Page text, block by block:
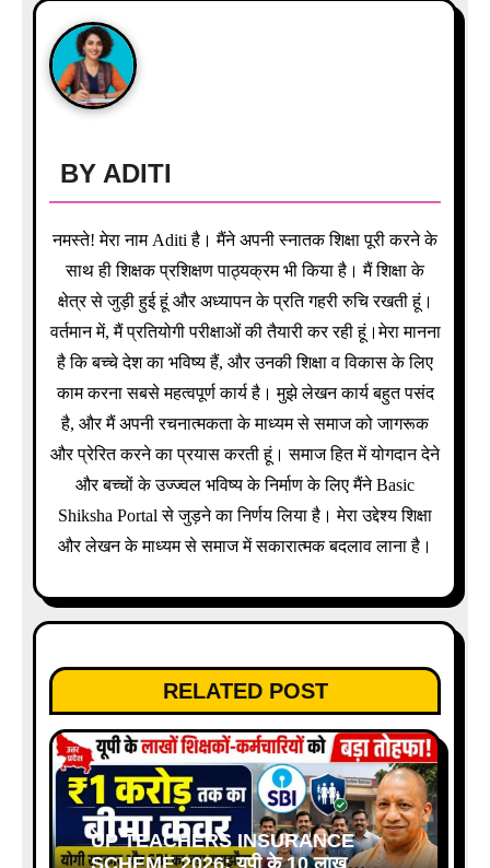
i
g
a
t
i
o
n
BY ADITI
नमस्ते! मेरा नाम Aditi है। मैंने अपनी स्नातक शिक्षा पूरी करने के
साथ ही शिक्षक प्रशिक्षण पाठ्यक्रम भी किया है। मैं शिक्षा के
क्षेत्र से जुड़ी हुई हूं और अध्यापन के प्रति गहरी रुचि रखती हूं।
वर्तमान में, मैं प्रतियोगी परीक्षाओं की तैयारी कर रही हूं।मेरा मानना
है कि बच्चे देश का भविष्य हैं, और उनकी शिक्षा व विकास के लिए
काम करना सबसे महत्वपूर्ण कार्य है। मुझे लेखन कार्य बहुत पसंद
है, और मैं अपनी रचनात्मकता के माध्यम से समाज को जागरूक
और प्रेरित करने का प्रयास करती हूं। समाज हित में योगदान देने
और बच्चों के उज्ज्वल भविष्य के निर्माण के लिए मैंने Basic
Shiksha Portal से जुड़ने का निर्णय लिया है। मेरा उद्देश्य शिक्षा
और लेखन के माध्यम से समाज में सकारात्मक बदलाव लाना है।
RELATED POST
UP TEACHERS INSURANCE